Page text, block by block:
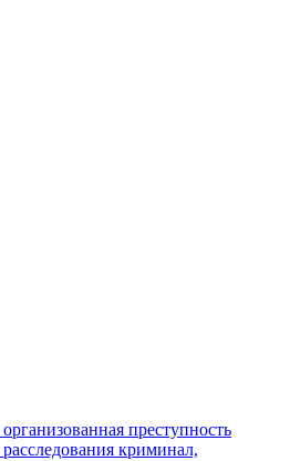
организованная преступность
расследования криминал,